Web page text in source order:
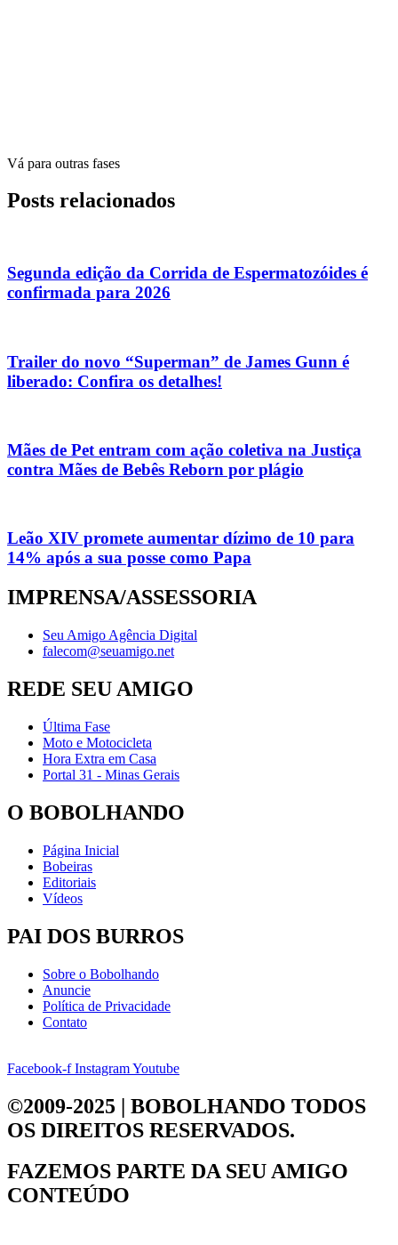
Vá para outras fases
Posts relacionados
Segunda edição da Corrida de Espermatozóides é
confirmada para 2026
Trailer do novo “Superman” de James Gunn é
liberado: Confira os detalhes!
Mães de Pet entram com ação coletiva na Justiça
contra Mães de Bebês Reborn por plágio
Leão XIV promete aumentar dízimo de 10 para
14% após a sua posse como Papa
IMPRENSA/ASSESSORIA
Seu Amigo Agência Digital
falecom@seuamigo.net
REDE SEU AMIGO
Última Fase
Moto e Motocicleta
Hora Extra em Casa
Portal 31 - Minas Gerais
O BOBOLHANDO
Página Inicial
Bobeiras
Editoriais
Vídeos
PAI DOS BURROS
Sobre o Bobolhando
Anuncie
Política de Privacidade
Contato
Facebook-f InstagramYoutube
©2009-2025 | BOBOLHANDO TODOS
OS DIREITOS RESERVADOS.
FAZEMOS PARTE DA SEU AMIGO
CONTEÚDO